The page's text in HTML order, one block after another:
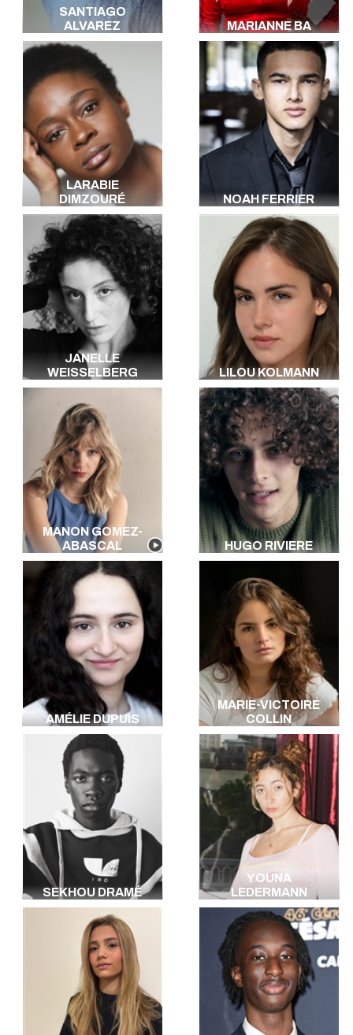
SANTIAGO
ALVAREZ
MARIANNE BA
LARABIE
DIMZOURÉ
NOAH FERRIER
JANELLE
WEISSELBERG
LILOU KOLMANN
MANON GOMEZ-
ABASCAL
HUGO RIVIERE
AMÉLIE DUPUIS
MARIE-VICTOIRE
COLLIN
SEKHOU DRAMÉ
YOUNA
LEDERMANN